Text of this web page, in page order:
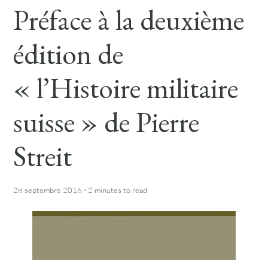
Préface à la deuxième
édition de
« l’Histoire militaire
suisse » de Pierre
Streit
28 septembre 2016 · 2 minutes to read